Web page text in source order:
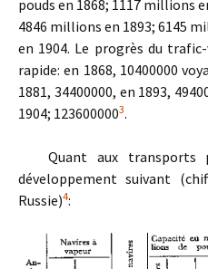
pouds en 1868; 1117 millions
4846 millions en 1893; 6145
en 1904. Le progrès du
rapide: en 1868, 10400000
1881, 34400000, en 1893,
1904; 1236000003.
Quant aux transports
développement suivant
Russie)4: